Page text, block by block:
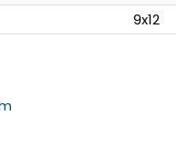
9x12